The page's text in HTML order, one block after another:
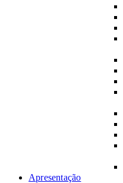
Apresentação